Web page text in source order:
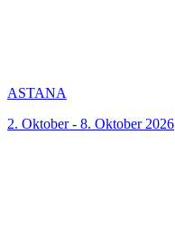
ASTANA
2. Oktober - 8. Oktober 2026